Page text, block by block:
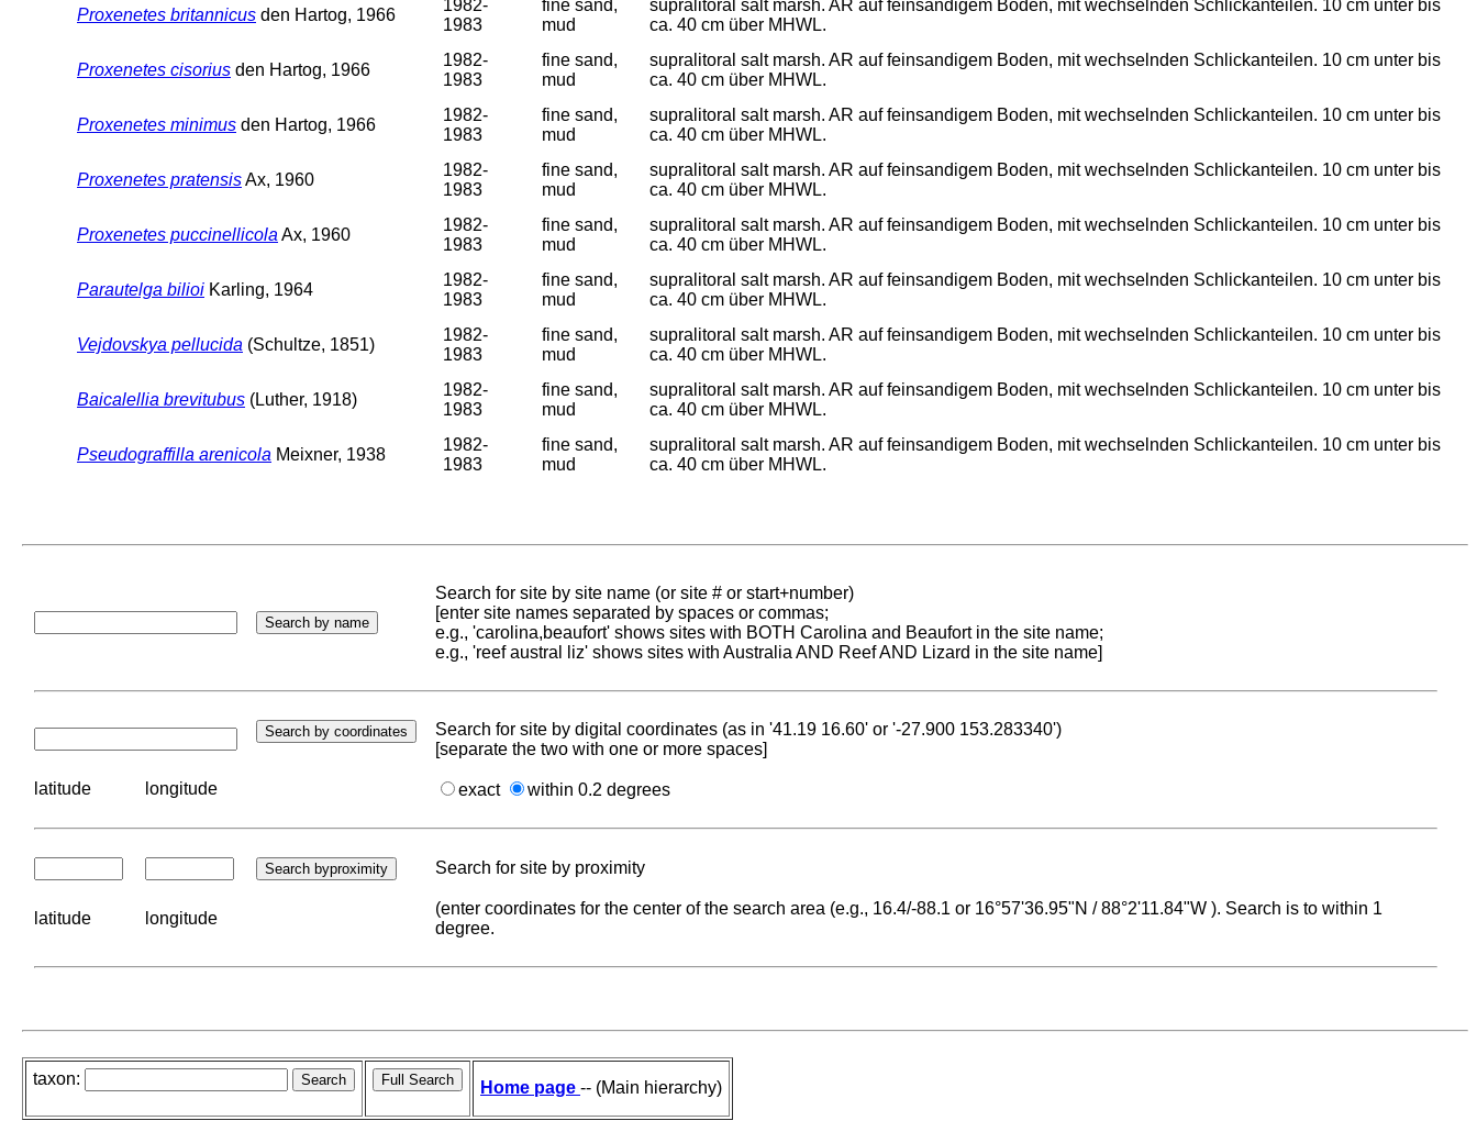
Proxenetes britannicus den Hartog, 1966
1982-
1983
fine sand,
mud
supralitoral salt marsh. AR auf feinsandigem Boden, mit wechselnden Schlickanteilen. 10 cm unter bis
ca. 40 cm über MHWL.
Proxenetes cisorius den Hartog, 1966
1982-
1983
fine sand,
mud
supralitoral salt marsh. AR auf feinsandigem Boden, mit wechselnden Schlickanteilen. 10 cm unter bis
ca. 40 cm über MHWL.
Proxenetes minimus den Hartog, 1966
1982-
1983
fine sand,
mud
supralitoral salt marsh. AR auf feinsandigem Boden, mit wechselnden Schlickanteilen. 10 cm unter bis
ca. 40 cm über MHWL.
Proxenetes pratensisAx, 1960
1982-
1983
fine sand,
mud
supralitoral salt marsh. AR auf feinsandigem Boden, mit wechselnden Schlickanteilen. 10 cm unter bis
ca. 40 cm über MHWL.
Proxenetes puccinellicola Ax, 1960
1982-
1983
fine sand,
mud
supralitoral salt marsh. AR auf feinsandigem Boden, mit wechselnden Schlickanteilen. 10 cm unter bis
ca. 40 cm über MHWL.
Parautelga bilioi Karling, 1964
1982-
1983
fine sand,
mud
supralitoral salt marsh. AR auf feinsandigem Boden, mit wechselnden Schlickanteilen. 10 cm unter bis
ca. 40 cm über MHWL.
Vejdovskya pellucida (Schultze, 1851)
1982-
1983
fine sand,
mud
supralitoral salt marsh. AR auf feinsandigem Boden, mit wechselnden Schlickanteilen. 10 cm unter bis
ca. 40 cm über MHWL.
Baicalellia brevitubus (Luther, 1918)
1982-
1983
fine sand,
mud
supralitoral salt marsh. AR auf feinsandigem Boden, mit wechselnden Schlickanteilen. 10 cm unter bis
ca. 40 cm über MHWL.
Pseudograffilla arenicola Meixner, 1938
1982-
1983
fine sand,
mud
supralitoral salt marsh. AR auf feinsandigem Boden, mit wechselnden Schlickanteilen. 10 cm unter bis
ca. 40 cm über MHWL.
Search for site by site name (or site # or start+number)
[enter site names separated by spaces or commas;
e.g., 'carolina,beaufort' shows sites with BOTH Carolina and Beaufort in the site name;
e.g., 'reef austral liz' shows sites with Australia AND Reef AND Lizard in the site name]
Search for site by digital coordinates (as in '41.19 16.60' or '-27.900 153.283340')
[separate the two with one or more spaces]
latitude longitude exact within 0.2 degrees
Search for site by proximity
latitude longitude
(enter coordinates for the center of the search area (e.g., 16.4/-88.1 or 16°57'36.95"N / 88°2'11.84"W ). Search is to within 1
degree.
taxon: Home page -- (Main hierarchy)